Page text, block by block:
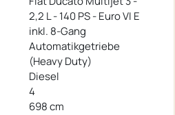
2,2 L - 140 PS - Euro VI E
inkl. 8-Gang
Automatikgetriebe
(Heavy Duty)
Diesel
4
698 cm